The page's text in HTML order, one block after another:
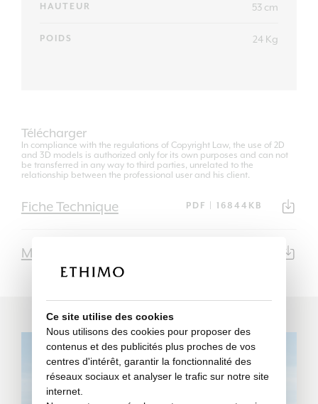
HAUTEUR 53 cm
POIDS 24 Kg
Télécharger
In compliance with the regulations of Copyright Law, the use of 2D
and 3D models is authorized only for its own purposes and can not
be transferred in any way to third parties, unrelated to the
relationship between the professional user and his client.
Fiche Technique PDF | 16844KB
Modèle 3D
Ce site utilise des cookies
Nous utilisons des cookies pour proposer des
contenus et des publicités plus proches de vos
centres d'intérêt, garantir la fonctionnalité des
réseaux sociaux et analyser le trafic sur notre site
internet.